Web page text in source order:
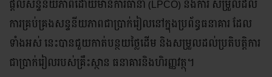
ផ្តល់សន្ទនីយភាពដោយមានការធានា (LPCO) និងការ សម្រួលដល់
ការគ្រប់គ្រងសន្ទនីយភាពជាប្រាក់រៀលនៅក្នុងប្រព័ន្ធធនាគារ ដែល
ទាំងអស់ នេះបានជួយកាត់បន្ថយថ្លៃដើម និងសម្រួលដល់ប្រតិបត្តិការ
ជាប្រាក់រៀលរបស់គ្រឹះស្ថាន ធនាគារនិងហិរញ្ញវត្ថុ។